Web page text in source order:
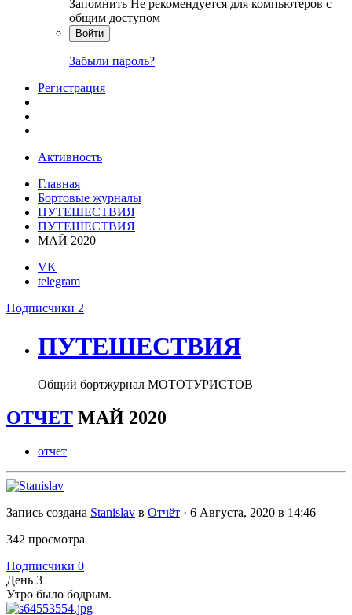
Запомнить Не рекомендуется для компьютеров с
общим доступом
Войти
Забыли пароль?
Регистрация
Активность
Главная
Бортовые журналы
ПУТЕШЕСТВИЯ
ПУТЕШЕСТВИЯ
МАЙ 2020
VK
telegram
Подписчики 2
ПУТЕШЕСТВИЯ
Общий бортжурнал МОТОТУРИСТОВ
ОТЧЕТ МАЙ 2020
отчет
Запись создана Stanislav в Отчёт · 6 Августа, 2020 в 14:46
342 просмотра
Подписчики 0
День 3
Утро было бодрым.